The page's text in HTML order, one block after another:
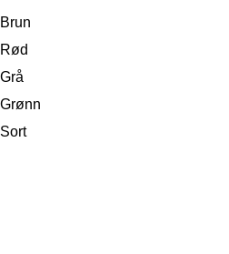
Brun
Rød
Grå
Grønn
Sort